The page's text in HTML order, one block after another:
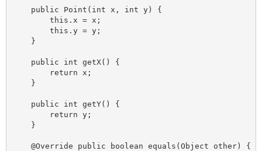
    public Point(int x, int y) {
        this.x = x;
        this.y = y;
    }
    public int getX() {
        return x;
    }
    public int getY() {
        return y;
    }
    @Override public boolean equals(Object other) {